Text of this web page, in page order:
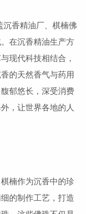
沉香精油厂、棋楠佛
在沉香精油生产方
现代科技相结合，
的天然香气与药用
郁悠长，深受消费
，让世界各地的人
楠作为沉香中的珍
的制作工艺，打造